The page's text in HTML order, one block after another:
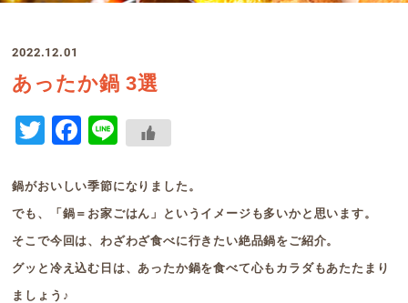
2022.12.01
あったか鍋 3選
Twitter
Facebook
Line
鍋がおいしい季節になりました。
でも、「鍋＝お家ごはん」というイメージも多いかと思います。
そこで今回は、わざわざ食べに行きたい絶品鍋をご紹介。
グッと冷え込む日は、あったか鍋を食べて心もカラダもあたたまり
ましょう♪